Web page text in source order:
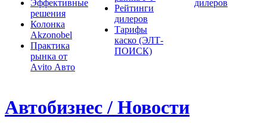
Эффективные
решения
Колонка
Akzonobel
Практика
рынка от
Аvito Авто
Рейтинги
дилеров
Тарифы
каско (ЭЛТ-
ПОИСК)
дилеров
Автобизнес / Новости